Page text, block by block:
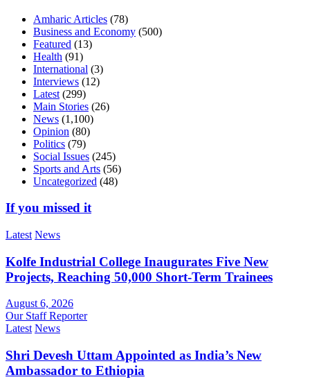
Amharic Articles (78)
Business and Economy (500)
Featured (13)
Health (91)
International (3)
Interviews (12)
Latest (299)
Main Stories (26)
News (1,100)
Opinion (80)
Politics (79)
Social Issues (245)
Sports and Arts (56)
Uncategorized (48)
If you missed it
Latest News
Kolfe Industrial College Inaugurates Five New
Projects, Reaching 50,000 Short-Term Trainees
August 6, 2026
Our Staff Reporter
Latest News
Shri Devesh Uttam Appointed as India’s New
Ambassador to Ethiopia